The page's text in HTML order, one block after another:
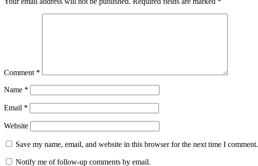
Comment *
Name *
Email *
Website
Save my name, email, and website in this browser for the next time I comment.
Notify me of follow-up comments by email.